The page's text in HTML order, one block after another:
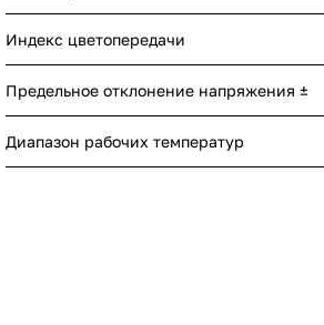
Индекс цветопередачи
Предельное отклонение напряжения ±
Диапазон рабочих температур